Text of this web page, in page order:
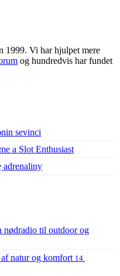
1999. Vi har hjulpet mere
og hundredvis har fundet
sevinci
a Slot Enthusiast
adrenaliny
nødradio til outdoor og
natur og komfort 14.